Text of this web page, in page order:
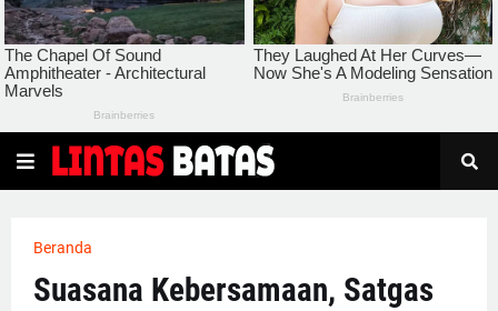
Beranda
Suasana Kebersamaan, Satgas